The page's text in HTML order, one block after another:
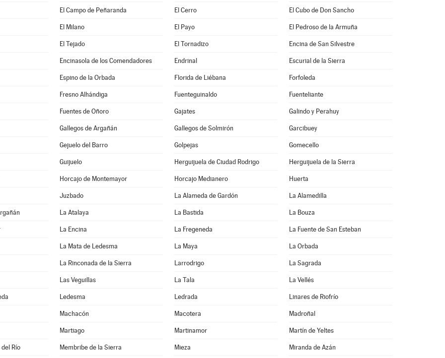
El Campo de Peñaranda El Cerro El Cubo de Don Sancho
El Milano El Payo El Pedroso de la Armuña
El Tejado El Tornadizo Encina de San Silvestre
Encinasola de los Comendadores Endrinal Escurial de la Sierra
Espino de la Orbada Florida de Liébana Forfoleda
Fresno Alhándiga Fuenteguinaldo Fuenteliante
Fuentes de Oñoro Gajates Galindo y Perahuy
Gallegos de Argañán Gallegos de Solmirón Garcibuey
Gejuelo del Barro Golpejas Gomecello
Guijuelo Herguijuela de Ciudad Rodrigo Herguijuela de la Sierra
Horcajo de Montemayor Horcajo Medianero Huerta
Juzbado La Alameda de Gardón La Alamedilla
La Atalaya La Bastida La Bouza
La Encina La Fregeneda La Fuente de San Esteban
La Mata de Ledesma La Maya La Orbada
La Rinconada de la Sierra Larrodrigo La Sagrada
Las Veguillas La Tala La Vellés
Ledesma Ledrada Linares de Riofrío
Machacón Macotera Madroñal
Martiago Martinamor Martín de Yeltes
del Río Membribe de la Sierra Mieza Miranda de Azán